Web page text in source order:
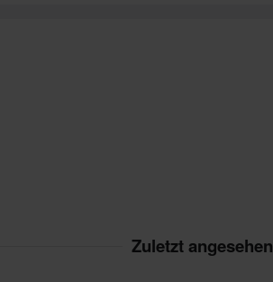
Zuletzt angesehen